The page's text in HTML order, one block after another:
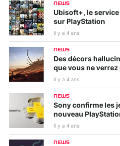
NEWS
Ubisoft+, le
sur PlayStation
Il y a 4 ans
NEWS
Des décors
que vous ne verrez
Il y a 4 ans
NEWS
Sony confirme les
nouveau
Il y a 4 ans
NEWS